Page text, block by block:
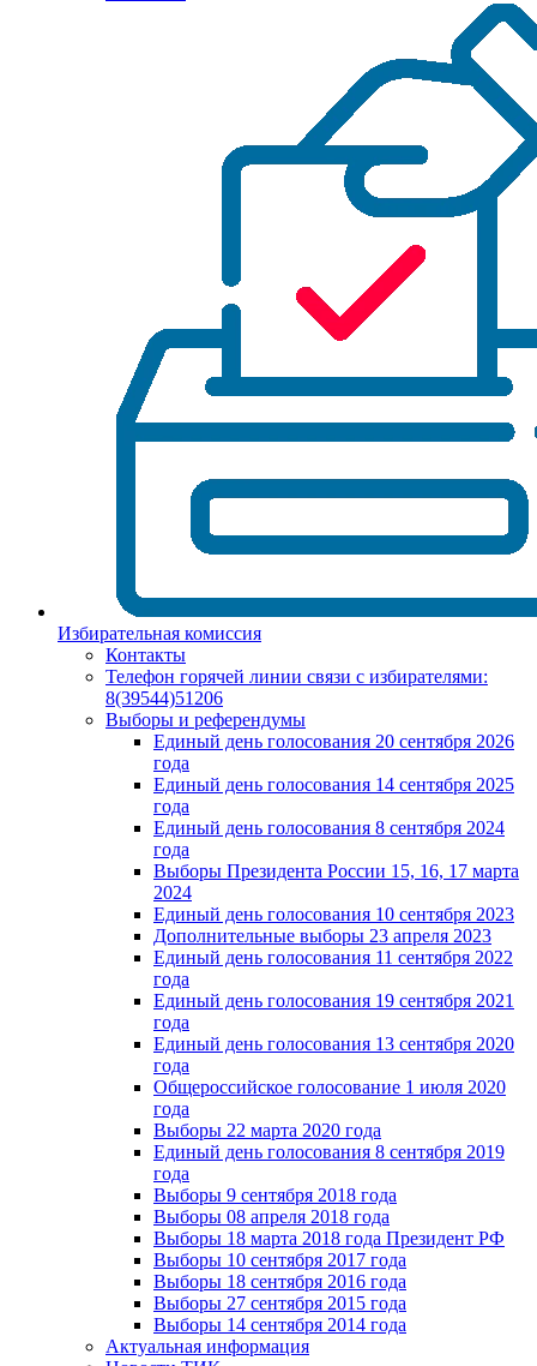
Избирательная комиссия
Контакты
Телефон горячей линии связи с избирателями:
8(39544)51206
Выборы и референдумы
Единый день голосования 20 сентября 2026
года
Единый день голосования 14 сентября 2025
года
Единый день голосования 8 сентября 2024
года
Выборы Президента России 15, 16, 17 марта
2024
Единый день голосования 10 сентября 2023
Дополнительные выборы 23 апреля 2023
Единый день голосования 11 сентября 2022
года
Единый день голосования 19 сентября 2021
года
Единый день голосования 13 сентября 2020
года
Общероссийское голосование 1 июля 2020
года
Выборы 22 марта 2020 года
Единый день голосования 8 сентября 2019
года
Выборы 9 сентября 2018 года
Выборы 08 апреля 2018 года
Выборы 18 марта 2018 года Президент РФ
Выборы 10 сентября 2017 года
Выборы 18 сентября 2016 года
Выборы 27 сентября 2015 года
Выборы 14 сентября 2014 года
Актуальная информация